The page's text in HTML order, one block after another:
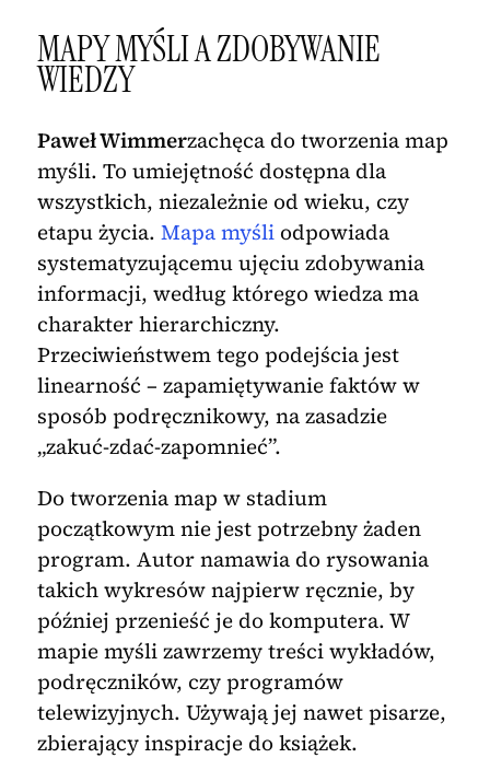
MAPY MYŚLI A ZDOBYWANIE
WIEDZY
Paweł Wimmerzachęca do tworzenia map
myśli. To umiejętność dostępna dla
wszystkich, niezależnie od wieku, czy
etapu życia. Mapa myśliodpowiada
systematyzującemu ujęciu zdobywania
informacji, według którego wiedza ma
charakter hierarchiczny.
Przeciwieństwem tego podejścia jest
linearność – zapamiętywanie faktów w
sposób podręcznikowy, na zasadzie
„zakuć-zdać-zapomnieć”.
Do tworzenia map w stadium
początkowym nie jest potrzebny żaden
program. Autor namawia do rysowania
takich wykresów najpierw ręcznie, by
później przenieść je do komputera. W
mapie myśli zawrzemy treści wykładów,
podręczników, czy programów
telewizyjnych. Używają jej nawet pisarze,
zbierający inspiracje do książek.